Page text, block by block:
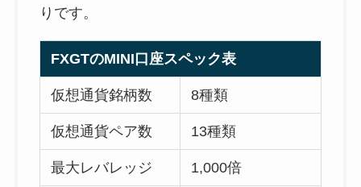
りです。
FXGTのMINI口座スペック表
仮想通貨銘柄数 8種類
仮想通貨ペア数 13種類
最大レバレッジ 1,000倍